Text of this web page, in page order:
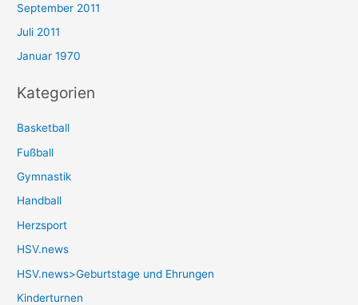
September 2011
Juli 2011
Januar 1970
Kategorien
Basketball
Fußball
Gymnastik
Handball
Herzsport
HSV.news
HSV.news>Geburtstage und Ehrungen
Kinderturnen